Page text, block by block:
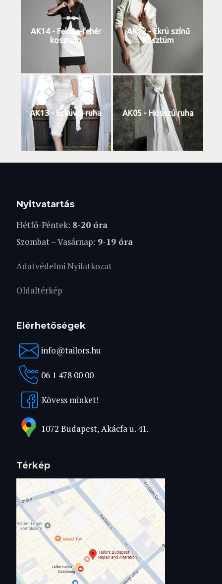
AK14 - Fekete-fehér
kosztüm
AK12 - Ekrü színű
kosztüm
AK13 - Esküvői ruha AK05 - Hosszú ruha
Nyitvatartás
Hétfő-Péntek: 8-20 óra
Szombat – Vasárnap: 9-19 óra
Adatvédelmi Nyilatkozat
Oldaltérkép
Elérhetőségek
info@tailors.hu
06 1 478 00 00
Kövess minket!
1072 Budapest, Akácfa u. 41.
Térkép